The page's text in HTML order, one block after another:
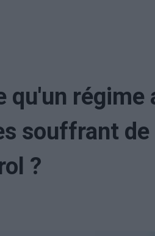
qu'un
souffrant
?